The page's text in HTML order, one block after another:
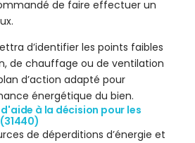
de faire effectuer un
d’identifier les points faibles
de chauffage ou de ventilation
d’action adapté pour
énergétique du bien.
d'aide à la décision pour les
de déperditions d’énergie et